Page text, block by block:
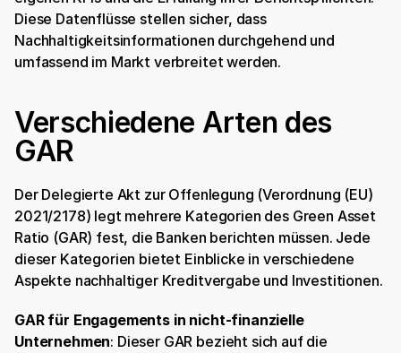
Diese Datenflüsse stellen sicher, dass
Nachhaltigkeitsinformationen durchgehend und
umfassend im Markt verbreitet werden.
Verschiedene Arten des
GAR
Der Delegierte Akt zur Offenlegung (Verordnung (EU)
2021/2178) legt mehrere Kategorien des Green Asset
Ratio (GAR) fest, die Banken berichten müssen. Jede
dieser Kategorien bietet Einblicke in verschiedene
Aspekte nachhaltiger Kreditvergabe und Investitionen.
GAR für Engagements in nicht-finanzielle
Unternehmen: Dieser GAR bezieht sich auf die